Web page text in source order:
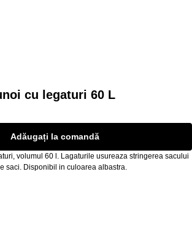
cu legaturi 60 L
Adăugați la comandă
volumul 60 l. Lagaturile usureaza stringerea sacului
saci. Disponibil in culoarea albastra.